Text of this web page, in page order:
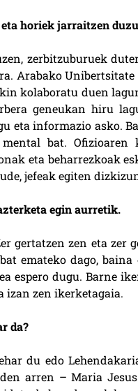
horiek jarraitzen
zerbitzuburuek
Arabako
kolaboratu duen
geneukan hiru
eta informazio asko.
bat.
eta beharrezkoak
jefeak egiten
egin aurretik.
gertatzen zen eta zer
emateko dago,
espero dugu. Barne
izan zen ikerketagaia.
da?
du edo
arren – Maria